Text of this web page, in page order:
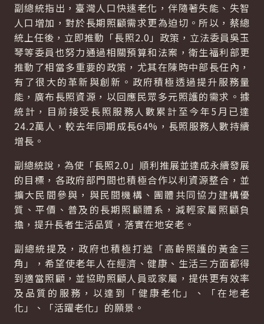
副總統指出，臺灣人口快速老化，伴隨著失能、失智
人口增加，對於長期照顧需求更為迫切。所以，蔡總
統上任後，立即推動「長照2.0」政策，立法委員吳玉
琴等委員也努力通過相關預算和法案，衛生福利部更
推動了相當多重要的政策，尤其在陳時中部長任內，
有了很大的革新與創新。政府積極透過提升服務量
能，廣布長照資源，以回應民眾多元照護的需求。據
統計，目前接受長照服務人數累計至今年5月已達
24.2萬人，較去年同期成長64%，長照服務人數持續
增長。
副總統說，為使「長照2.0」順利推展並達成永續發展
的目標，各政府部門間也積極合作以利資源整合，並
擴大民間參與，與民間機構、團體共同協力建構優
質、平價、普及的長期照顧體系，減輕家屬照顧負
擔，提升長者生活品質，落實在地安老。
副總統提及，政府也積極打造「高齡照護的黃金三
角」，希望使老年人在經濟、健康、生活三方面都得
到適當照顧，並協助照顧人員或家屬，提供更有效率
及品質的服務，以達到「健康老化」、「在地老
化」、「活躍老化」的願景。